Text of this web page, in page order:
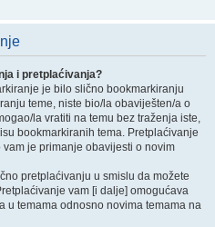
i pretplaćivanja?
je bilo slično bookmarkiranju
teme, niste bio/la obaviješten/a o
la vratiti na temu bez traženja iste,
bookmarkiranih tema. Pretplaćivanje
je primanje obavijesti o novim
pretplaćivanju u smislu da možete
vam [i dalje] omogućava
u temama odnosno novima temama na